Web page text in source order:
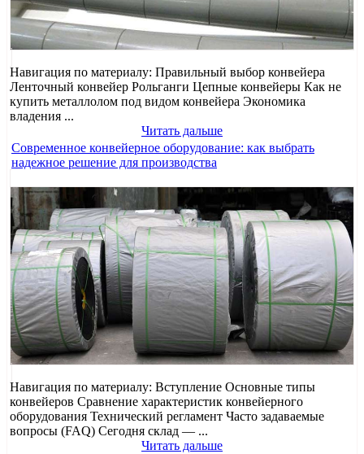
Навигация по материалу: Правильный выбор конвейера
Ленточный конвейер Рольганги Цепные конвейеры Как не
купить металлолом под видом конвейера Экономика
владения ...
Читать дальше
Современное конвейерное оборудование: как выбрать
надежное решение для производства
Навигация по материалу: Вступление Основные типы
конвейеров Сравнение характеристик конвейерного
оборудования Технический регламент Часто задаваемые
вопросы (FAQ) Сегодня склад — ...
Читать дальше